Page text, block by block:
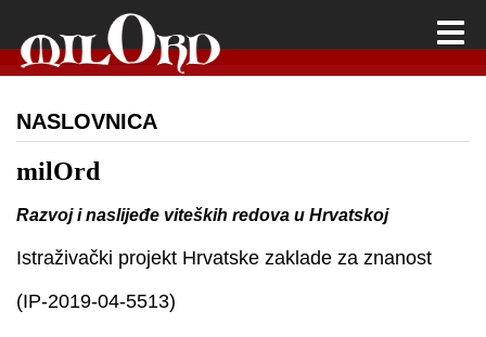
NASLOVNICA
milOrd
Razvoj i naslijeđe viteških redova u Hrvatskoj
Istraživački projekt Hrvatske zaklade za znanost
(IP-2019-04-5513)